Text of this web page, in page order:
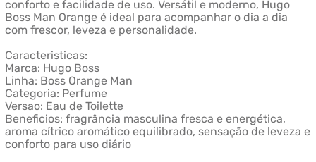
conforto e facilidade de uso. Versátil e moderno, Hugo
Boss Man Orange é ideal para acompanhar o dia a dia
com frescor, leveza e personalidade.
Caracteristicas:
Marca: Hugo Boss
Linha: Boss Orange Man
Categoria: Perfume
Versao: Eau de Toilette
Beneficios: fragrância masculina fresca e energética,
aroma cítrico aromático equilibrado, sensação de leveza e
conforto para uso diário